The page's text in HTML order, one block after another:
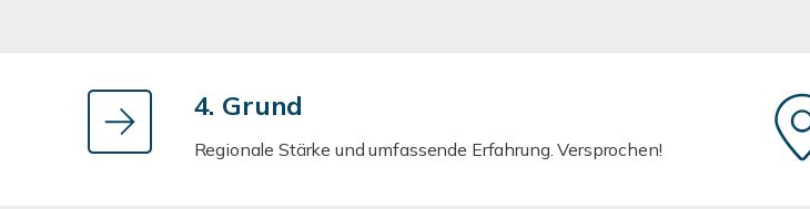
4. Grund
Regionale Stärke und umfassende Erfahrung. Versprochen!